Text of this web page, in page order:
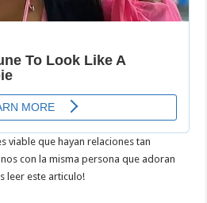
viable que hayan relaciones tan
con la misma persona que adoran
leer este articulo!